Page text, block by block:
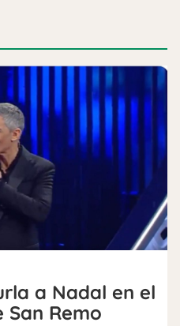
a Nadal en el
San Remo